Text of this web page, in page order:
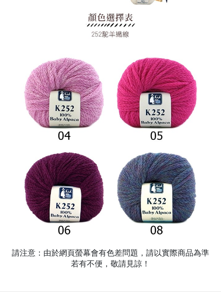
請注意：由於網頁螢幕會有色差問題，請以實際商品為準
若有不便，敬請見諒！